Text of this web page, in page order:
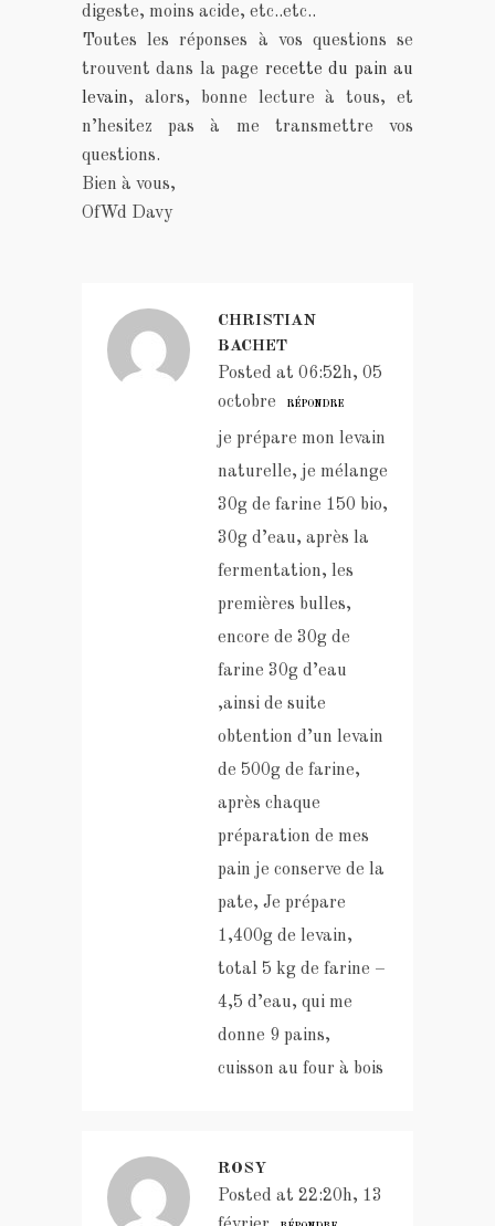
digeste, moins acide, etc..etc..
Toutes les réponses à vos questions se
trouvent dans la page recette du pain au
levain, alors, bonne lecture à tous, et
n’hesitez pas à me transmettre vos
questions.
Bien à vous,
OfWd Davy
CHRISTIAN
BACHET
Posted at 06:52h, 05
octobre
RÉPONDRE
je prépare mon levain
naturelle, je mélange
30g de farine 150 bio,
30g d’eau, après la
fermentation, les
premières bulles,
encore de 30g de
farine 30g d’eau
,ainsi de suite
obtention d’un levain
de 500g de farine,
après chaque
préparation de mes
pain je conserve de la
pate, Je prépare
1,400g de levain,
total 5 kg de farine –
4,5 d’eau, qui me
donne 9 pains,
cuisson au four à bois
ROSY
Posted at 22:20h, 13